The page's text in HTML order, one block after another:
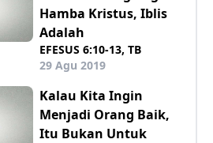
Hamba Kristus, Iblis
Adalah
EFESUS 6:10-13, TB
29 Agu 2019
Kalau Kita Ingin
Menjadi Orang Baik,
Itu Bukan Untuk